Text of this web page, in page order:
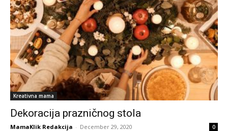
Kreativna mama
Dekoracija prazničnog stola
MamaKlik Redakcija - December 29, 2020 0